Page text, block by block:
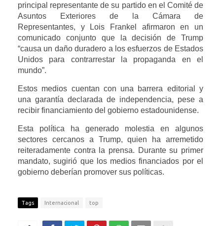
principal representante de su partido en el Comité de
Asuntos Exteriores de la Cámara de
Representantes, y Lois Frankel afirmaron en un
comunicado conjunto que la decisión de Trump
“causa un daño duradero a los esfuerzos de Estados
Unidos para contrarrestar la propaganda en el
mundo”.
Estos medios cuentan con una barrera editorial y
una garantía declarada de independencia, pese a
recibir financiamiento del gobierno estadounidense.
Esta política ha generado molestia en algunos
sectores cercanos a Trump, quien ha arremetido
reiteradamente contra la prensa. Durante su primer
mandato, sugirió que los medios financiados por el
gobierno deberían promover sus políticas.
Tags Internacional top